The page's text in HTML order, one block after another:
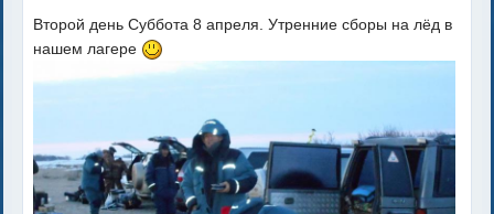
Второй день Суббота 8 апреля. Утренние сборы на лёд в
нашем лагере